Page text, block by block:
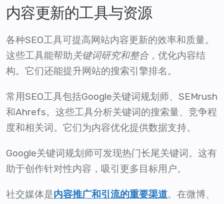
内容更新的工具与资源
各种SEO工具可提高网站内容更新的效率和质量。
这些工具能帮助关键词研究和整合，优化内容结
构。它们还能提升网站的搜索引擎排名。
常用SEO工具包括Google关键词规划师、SEMrush
和Ahrefs。这些工具分析关键词的搜索量、竞争程
度和相关词。它们为内容优化提供数据支持。
Google关键词规划师可发现热门长尾关键词。这有
助于创作针对性内容，吸引更多目标用户。
社交媒体是内容推广和引流的重要渠道。在微博、